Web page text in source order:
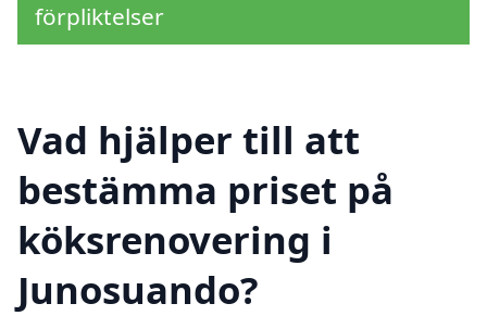
förpliktelser
Vad hjälper till att
bestämma priset på
köksrenovering i
Junosuando?